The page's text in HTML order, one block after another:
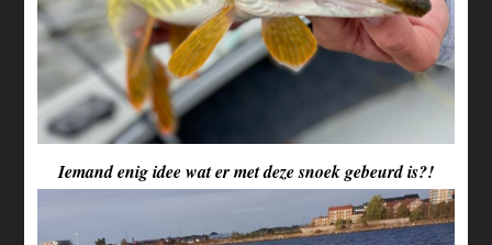
Iemand enig idee wat er met deze snoek gebeurd is?!